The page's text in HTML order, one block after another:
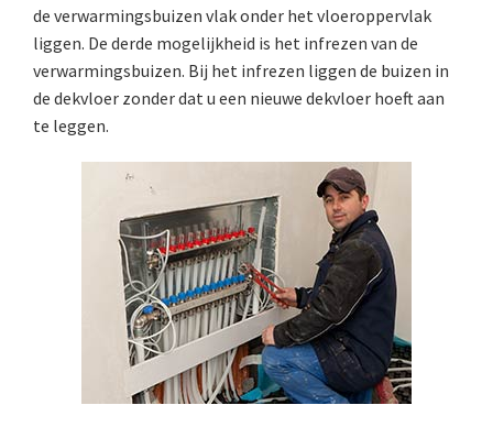
de verwarmingsbuizen vlak onder het vloeroppervlak
liggen. De derde mogelijkheid is het infrezen van de
verwarmingsbuizen. Bij het infrezen liggen de buizen in
de dekvloer zonder dat u een nieuwe dekvloer hoeft aan
te leggen.